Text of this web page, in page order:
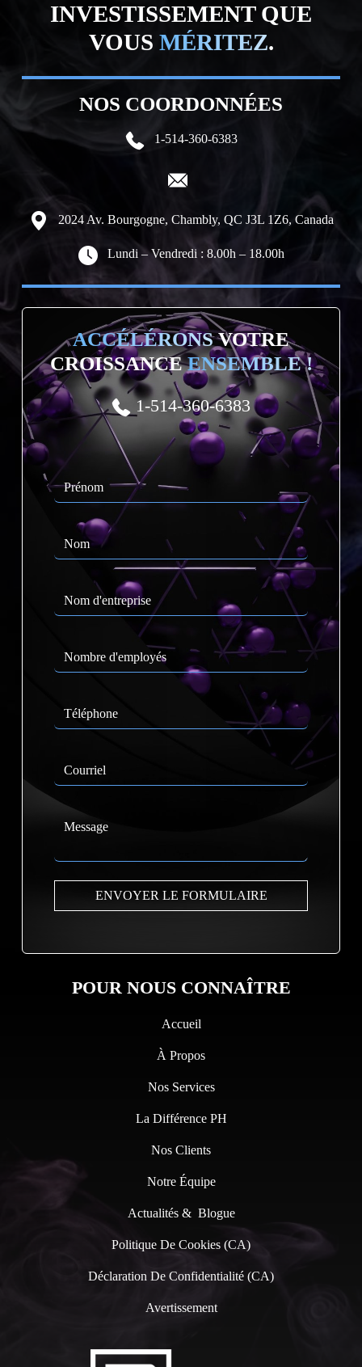
INVESTISSEMENT QUE
VOUS MÉRITEZ.
NOS COORDONNÉES
1-514-360-6383
2024 Av. Bourgogne, Chambly, QC J3L 1Z6, Canada
Lundi – Vendredi : 8.00h – 18.00h
ACCÉLÉRONSVOTRE
CROISSANCEENSEMBLE !
1-514-360-6383
POUR NOUS CONNAÎTRE
Accueil
À Propos
Nos Services
La Différence PH
Nos Clients
Notre Équipe
Actualités & Blogue
Politique De Cookies (CA)
Déclaration De Confidentialité (CA)
Avertissement